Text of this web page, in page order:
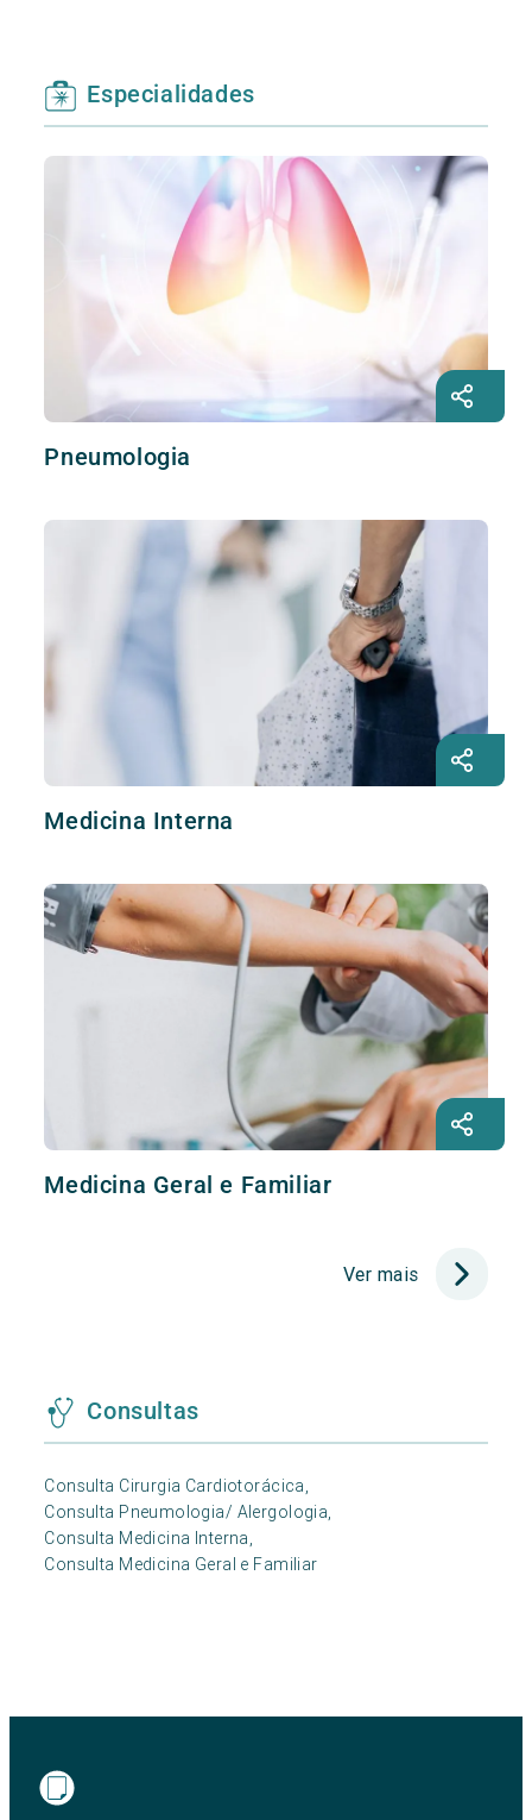
Especialidades
Pneumologia
Medicina Interna
Medicina Geral e Familiar
Ver mais
Consultas
Consulta Cirurgia Cardiotorácica,
Consulta Pneumologia/ Alergologia,
Consulta Medicina Interna,
Consulta Medicina Geral e Familiar